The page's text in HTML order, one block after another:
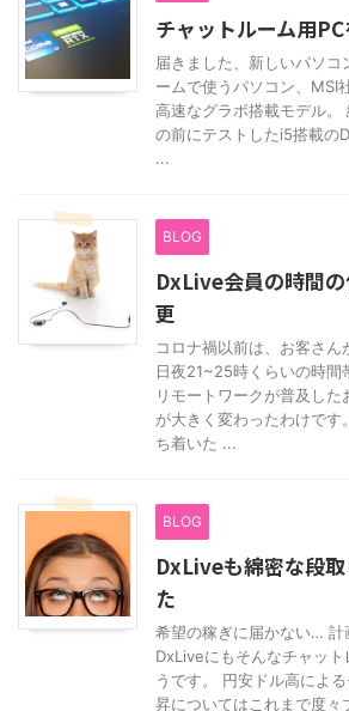
チャットルーム用
届きました、新しいパソ
ームで使うパソコン、MSI
高速なグラボ搭載モデル。
の前にテストしたi5搭載の
...
BLOG
DxLive会員の時間
更
コロナ禍以前は、お客さ
日夜21~25時くらいの時間
リモートワークが普及し
が大きく変わったわけで
ち着いた ...
BLOG
DxLiveも綿密な段
た
希望の稼ぎに届かない…
DxLiveにもそんなチャッ
うです。 円安ドル高によ
昇についてはこれまで度々